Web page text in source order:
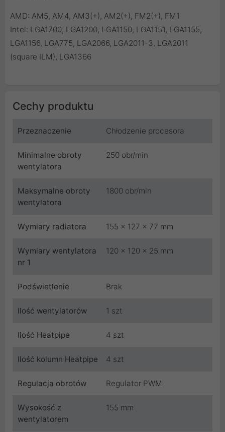
AMD: AM5, AM4, AM3(+), AM2(+), FM2(+), FM1
Intel: LGA1700, LGA1200, LGA1150, LGA1151, LGA1155,
LGA1156, LGA775, LGA2066, LGA2011-3, LGA2011
(square ILM), LGA1366
Cechy produktu
Przeznaczenie Chłodzenie procesora
Minimalne obroty
wentylatora
250 obr/min
Maksymalne obroty
wentylatora
1800 obr/min
Wymiary radiatora 155 x 127 x 77 mm
Wymiary wentylatora
nr 1
120 x 120 x 25 mm
Podświetlenie Brak
Ilość wentylatorów 1 szt
Ilość Heatpipe 4 szt
Ilość kolumn Heatpipe 4 szt
Regulacja obrotów Regulator PWM
Wysokość z
wentylatorem
155 mm